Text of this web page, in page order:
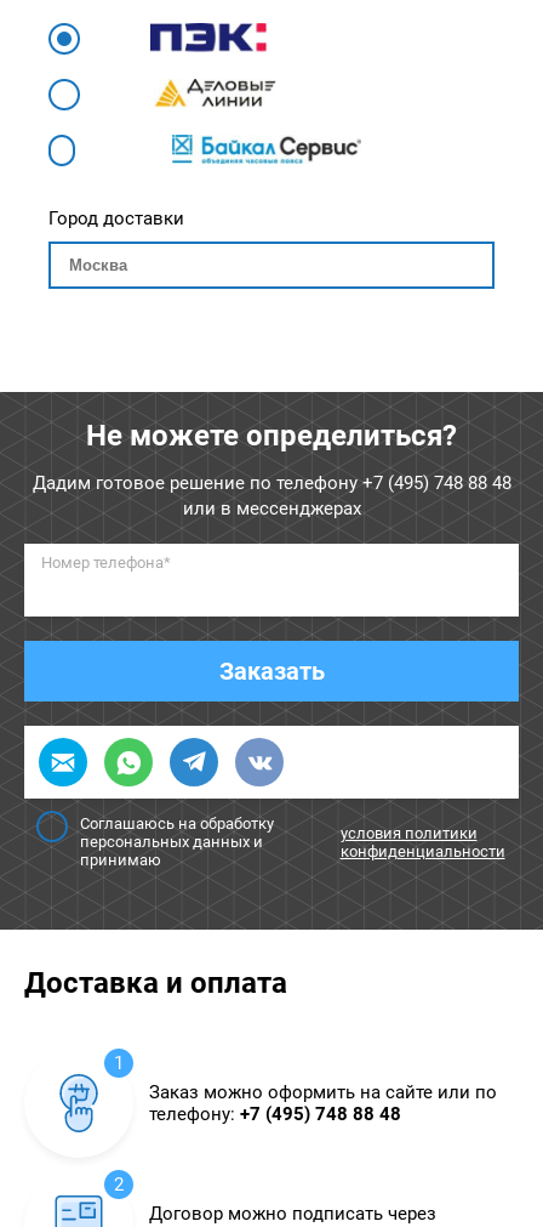
Город доставки
Не можете определиться?
Дадим готовое решение по телефону +7 (495) 748 88 48
или в мессенджерах
Номер телефона*
Заказать
Соглашаюсь на обработку
персональных данных и
принимаю
условия политики
конфиденциальности
Доставка и оплата
1
Заказ можно оформить на сайте или по
телефону: +7 (495) 748 88 48
2
Договор можно подписать через